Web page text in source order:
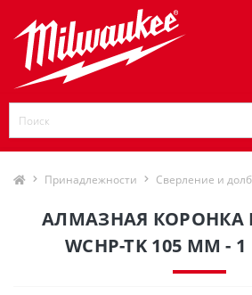
Принадлежности Сверление и
АЛМАЗНАЯ КОРОНКА
WCHP-TK 105 ММ - 1